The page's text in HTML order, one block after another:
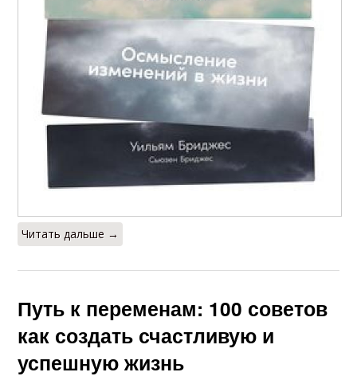
Читать дальше →
Путь к переменам: 100 советов
как создать счастливую и
успешную жизнь